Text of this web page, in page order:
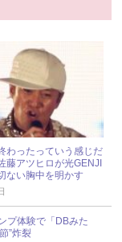
わったっていう感じだ
アツヒロが光GENJI
ない胸中を明かす
プ体験で「DBみた
”炸裂